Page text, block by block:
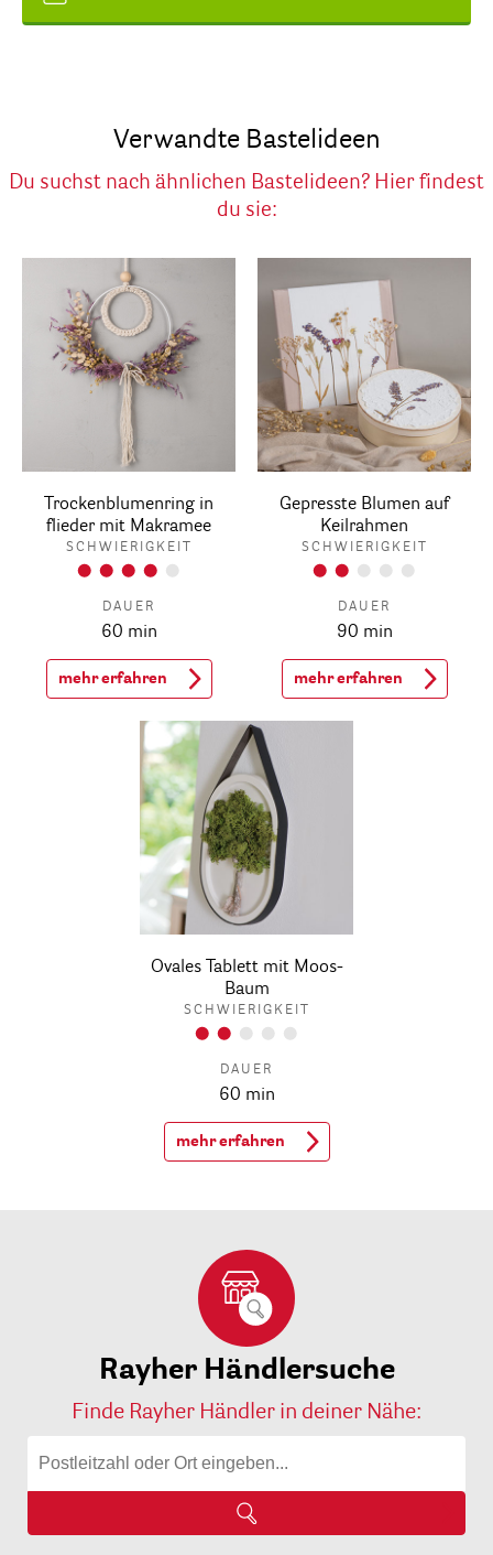
Verwandte Bastelideen
Du suchst nach ähnlichen Bastelideen? Hier findest
du sie:
Trockenblumenring in
flieder mit Makramee
SCHWIERIGKEIT
DAUER
60 min
mehr erfahren
Gepresste Blumen auf
Keilrahmen
SCHWIERIGKEIT
DAUER
90 min
mehr erfahren
Ovales Tablett mit Moos-
Baum
SCHWIERIGKEIT
DAUER
60 min
mehr erfahren
Rayher Händlersuche
Finde Rayher Händler in deiner Nähe: